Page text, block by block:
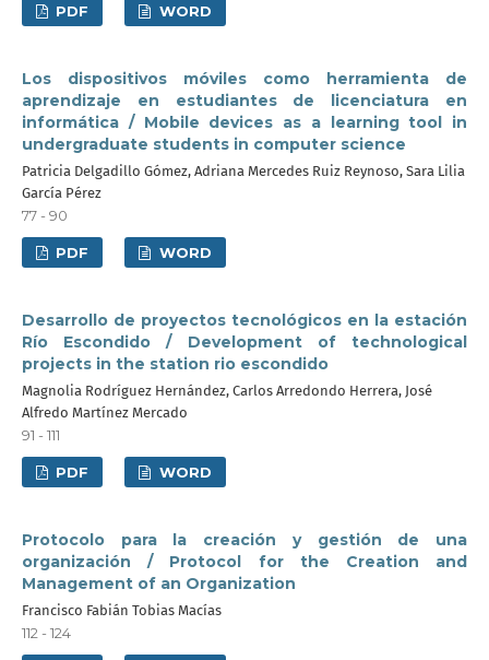
PDF WORD
Los dispositivos móviles como herramienta de
aprendizaje en estudiantes de licenciatura en
informática / Mobile devices as a learning tool in
undergraduate students in computer science
Patricia Delgadillo Gómez, Adriana Mercedes Ruiz Reynoso, Sara Lilia
García Pérez
77 - 90
PDF WORD
Desarrollo de proyectos tecnológicos en la estación
Río Escondido / Development of technological
projects in the station rio escondido
Magnolia Rodríguez Hernández, Carlos Arredondo Herrera, José
Alfredo Martínez Mercado
91 - 111
PDF WORD
Protocolo para la creación y gestión de una
organización / Protocol for the Creation and
Management of an Organization
Francisco Fabián Tobias Macías
112 - 124